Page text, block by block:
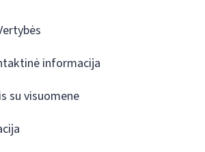
informacija
su visuomene